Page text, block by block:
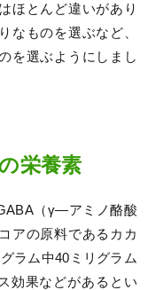
ほとんど違いがあり
なものを選ぶなど、
を選ぶようにしまし
栄養素
（γ―アミノ酪酸
アの原料であるカカ
ラム中40ミリグラム
効果などがあるとい